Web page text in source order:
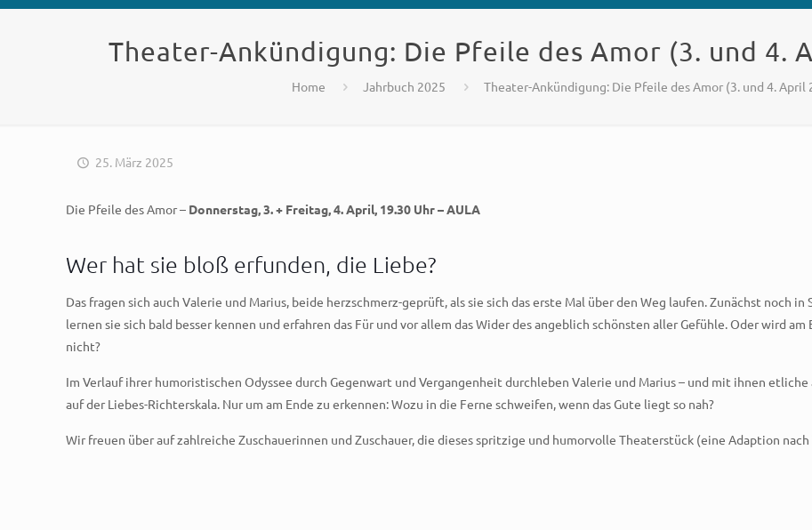
Theater-Ankündigung: Die Pfeile des Amor (3. und 4.
Home Jahrbuch 2025 Theater-Ankündigung: Die Pfeile des Amor (3. und 4. April
25. März 2025
Die Pfeile des Amor – Donnerstag, 3. + Freitag, 4. April, 19.30 Uhr – AULA
Wer hat sie bloß erfunden, die Liebe?
Das fragen sich auch Valerie und Marius, beide herzschmerz-geprüft, als sie sich das erste Mal über den Weg laufen. Zunächst noch
lernen sie sich bald besser kennen und erfahren das Für und vor allem das Wider des angeblich schönsten aller Gefühle. Oder wird
nicht?
Im Verlauf ihrer humoristischen Odyssee durch Gegenwart und Vergangenheit durchleben Valerie und Marius – und mit ihnen
auf der Liebes-Richterskala. Nur um am Ende zu erkennen: Wozu in die Ferne schweifen, wenn das Gute liegt so nah?
Wir freuen über auf zahlreiche Zuschauerinnen und Zuschauer, die dieses spritzige und humorvolle Theaterstück (eine Adaption